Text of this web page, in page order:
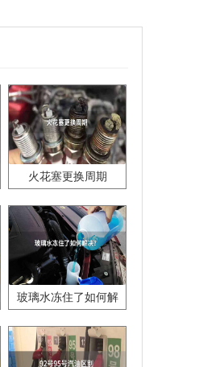
火花塞更换周期
玻璃水冻住了如何解